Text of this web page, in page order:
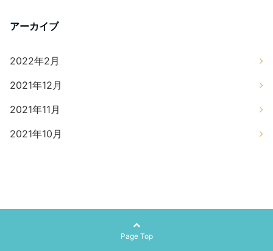
アーカイブ
2022年2月
2021年12月
2021年11月
2021年10月
Page Top